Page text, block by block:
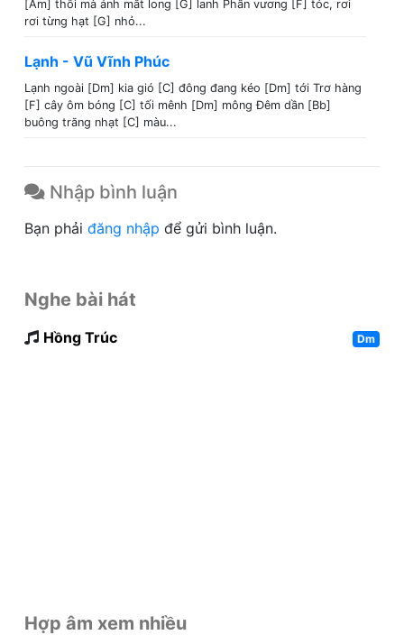
[Am] thôi mà ánh mắt long [G] lanh Phấn vương [F] tóc, rơi
rơi từng hạt [G] nhỏ...
Lạnh - Vũ Vĩnh Phúc
Lạnh ngoài [Dm] kia gió [C] đông đang kéo [Dm] tới Trơ hàng
[F] cây ôm bóng [C] tối mênh [Dm] mông Đêm dần [Bb]
buông trăng nhạt [C] màu...
Nhập bình luận
Bạn phải đăng nhập để gửi bình luận.
Nghe bài hát
Hồng Trúc Dm
Hợp âm xem nhiều